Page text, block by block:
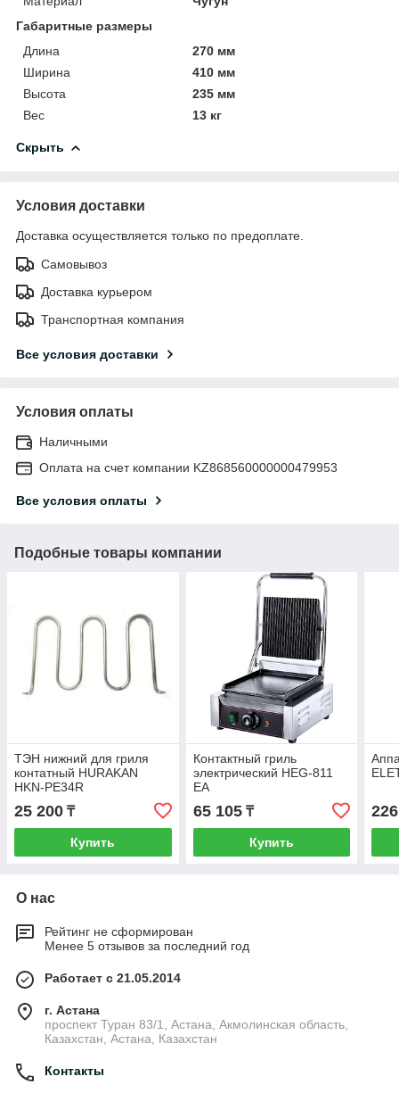
Габаритные размеры
Длина
270 мм
Ширина
410 мм
Высота
235 мм
Вес
13 кг
Скрыть
Условия доставки
Доставка осуществляется только по предоплате.
Самовывоз
Доставка курьером
Транспортная компания
Все условия доставки
Условия оплаты
Наличными
Оплата на счет компании KZ868560000000479953
Все условия оплаты
Подобные товары компании
ТЭН нижний для гриля
контатный HURAKAN
HKN-PE34R
25 200 ₸
Купить
Контактный гриль
электрический HEG-811
EA
65 105₸
Купить
О нас
Рейтинг не сформирован
Менее 5 отзывов за последний год
Работает с 21.05.2014
г. Астана
проспект Туран 83/1, Астана, Акмолинская область,
Казахстан, Астана, Казахстан
Контакты